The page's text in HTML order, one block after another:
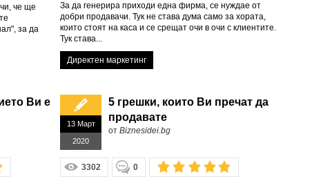
че ще
за да
За да генерира приходи една фирма, се нуждае от
добри продавачи. Тук не става дума само за хората,
които стоят на каса и се срещат очи в очи с клиентите.
Тук става...
Директен маркетинг
Ви е
13 Март
2020
5 грешки, които Ви пречат да
продавате
от Biznesidei.bg
3302 0